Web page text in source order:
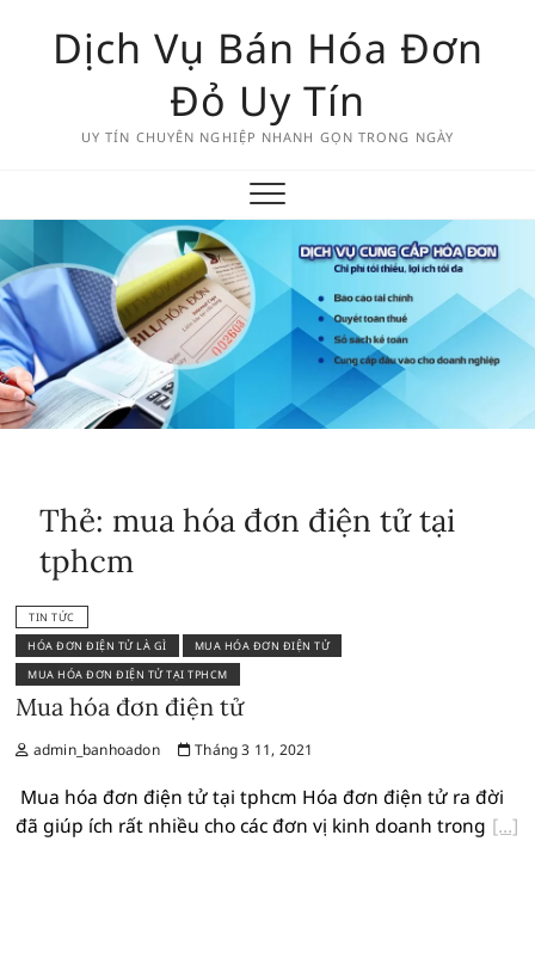
Dịch Vụ Bán Hóa Đơn
Đỏ Uy Tín
UY TÍN CHUYÊN NGHIỆP NHANH GỌN TRONG NGÀY
Thẻ: mua hóa đơn điện tử tại
tphcm
TIN TỨC
HÓA ĐƠN ĐIỆN TỬ LÀ GÌ
MUA HÓA ĐƠN ĐIỆN TỬ
MUA HÓA ĐƠN ĐIỆN TỬ TẠI TPHCM
Mua hóa đơn điện tử
admin_banhoadon Tháng 3 11, 2021
Mua hóa đơn điện tử tại tphcm Hóa đơn điện tử ra đời
đã giúp ích rất nhiều cho các đơn vị kinh doanh trong